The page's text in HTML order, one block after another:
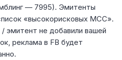
— 7995). Эмитенты
«высокорисковых MCC».
эмитент не добавили вашей
реклама в FB будет